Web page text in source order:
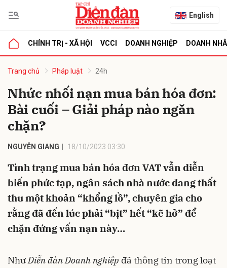
English
CHÍNH TRỊ - XÃ HỘI VCCI DOANH NGHIỆP DOANH
Trang chủ Pháp luật 24h
Nhức nhối nạn mua bán hóa đơn:
Bài cuối – Giải pháp nào ngăn
chặn?
NGUYỄN GIANG 18/10/2023 03:30
Tình trạng mua bán hóa đơn VAT vẫn diễn
biến phức tạp, ngân sách nhà nước đang thất
thu một khoản “khổng lồ”, chuyên gia cho
rằng đã đến lúc phải “bịt” hết “kẽ hở” để
chặn đứng vấn nạn này…
NhưDiễn đàn Doanh nghiệp đã thông tin trong loạt
luận
Hủy